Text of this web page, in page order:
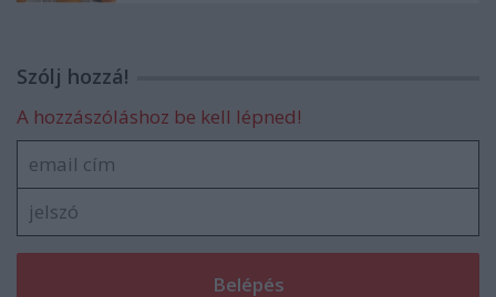
Szólj hozzá!
A hozzászóláshoz be kell lépned!